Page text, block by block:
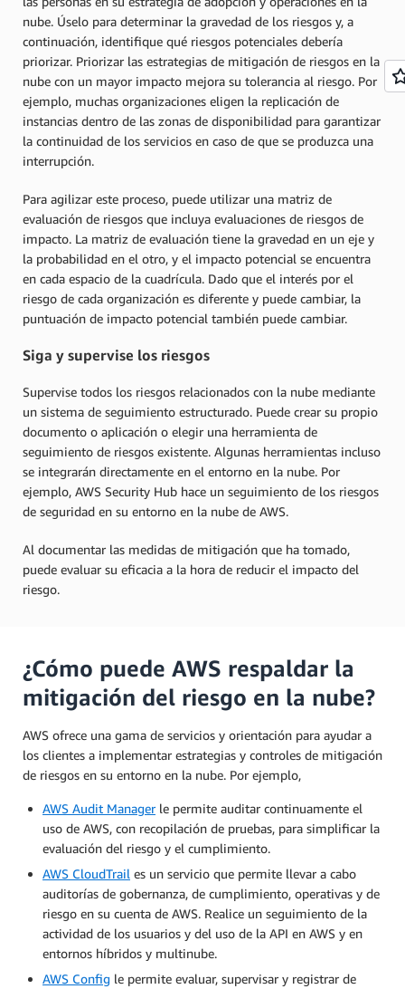
nube. Úselo para determinar la gravedad de los riesgos y, a
continuación, identifique qué riesgos potenciales debería
priorizar. Priorizar las estrategias de mitigación de riesgos en la
nube con un mayor impacto mejora su tolerancia al riesgo. Por
ejemplo, muchas organizaciones eligen la replicación de
instancias dentro de las zonas de disponibilidad para garantizar
la continuidad de los servicios en caso de que se produzca una
interrupción.
Para agilizar este proceso, puede utilizar una matriz de
evaluación de riesgos que incluya evaluaciones de riesgos de
impacto. La matriz de evaluación tiene la gravedad en un eje y
la probabilidad en el otro, y el impacto potencial se encuentra
en cada espacio de la cuadrícula. Dado que el interés por el
riesgo de cada organización es diferente y puede cambiar, la
puntuación de impacto potencial también puede cambiar.
Siga y supervise los riesgos
Supervise todos los riesgos relacionados con la nube mediante
un sistema de seguimiento estructurado. Puede crear su propio
documento o aplicación o elegir una herramienta de
seguimiento de riesgos existente. Algunas herramientas incluso
se integrarán directamente en el entorno en la nube. Por
ejemplo, AWS Security Hub hace un seguimiento de los riesgos
de seguridad en su entorno en la nube de AWS.
Al documentar las medidas de mitigación que ha tomado,
puede evaluar su eficacia a la hora de reducir el impacto del
riesgo.
¿Cómo puede AWS respaldar la
mitigación del riesgo en la nube?
AWS ofrece una gama de servicios y orientación para ayudar a
los clientes a implementar estrategias y controles de mitigación
de riesgos en su entorno en la nube. Por ejemplo,
AWS Audit Managerle permite auditar continuamente el
uso de AWS, con recopilación de pruebas, para simplificar la
evaluación del riesgo y el cumplimiento.
AWS CloudTrail es un servicio que permite llevar a cabo
auditorías de gobernanza, de cumplimiento, operativas y de
riesgo en su cuenta de AWS. Realice un seguimiento de la
actividad de los usuarios y del uso de la API en AWS y en
entornos híbridos y multinube.
AWS Config le permite evaluar, supervisar y registrar de